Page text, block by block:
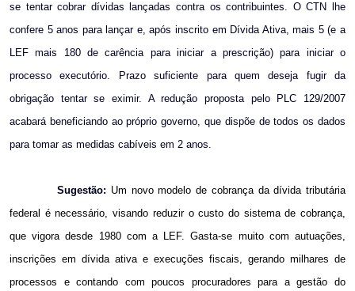
se tentar cobrar dívidas lançadas contra os contribuintes. O CTN lhe
confere 5 anos para lançar e, após inscrito em Dívida Ativa, mais 5 (e a
LEF mais 180 de carência para iniciar a prescrição) para iniciar o
processo executório. Prazo suficiente para quem deseja fugir da
obrigação tentar se eximir. A redução proposta pelo PLC 129/2007
acabará beneficiando ao próprio governo, que dispõe de todos os dados
para tomar as medidas cabíveis em 2 anos.
Sugestão: Um novo modelo de cobrança da dívida tributária
federal é necessário, visando reduzir o custo do sistema de cobrança,
que vigora desde 1980 com a LEF. Gasta-se muito com autuações,
inscrições em dívida ativa e execuções fiscais, gerando milhares de
processos e contando com poucos procuradores para a gestão do